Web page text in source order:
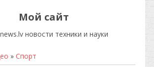
Мой сайт
новости техники и науки
» Спорт